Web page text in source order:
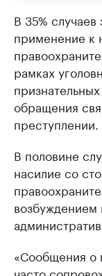
В 35% случаев
применение к
рамках
обращения
преступлении.
В половине
насилие со
возбуждением
«Сообщения о